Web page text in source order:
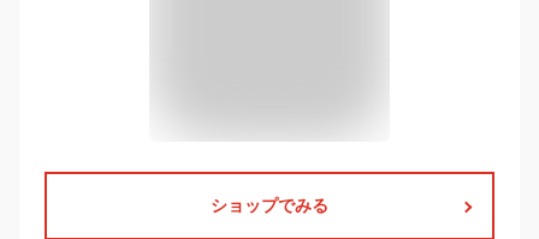
ショップでみる